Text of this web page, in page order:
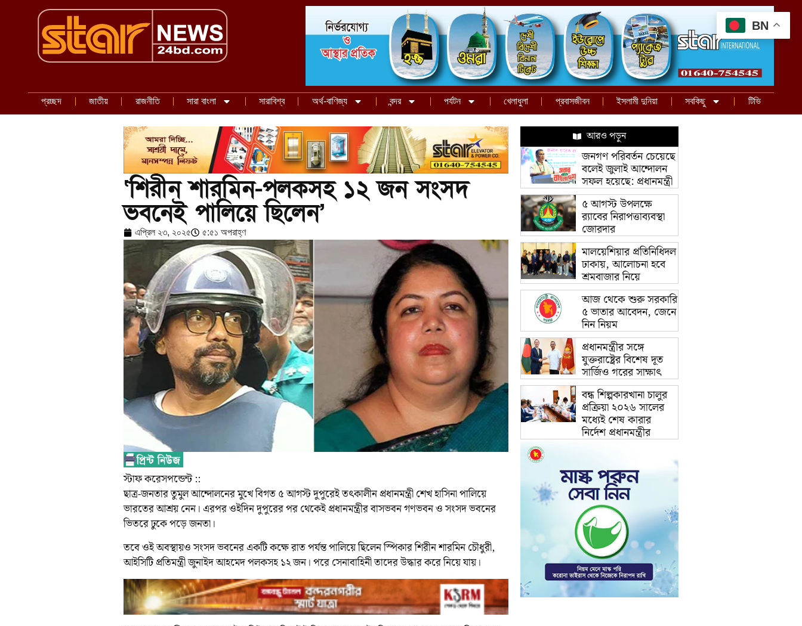
প্রচ্ছদ জাতীয় রাজনীতি সারা বাংলা সারাবিশ্ব অর্থ-বাণিজ্য বন্দর পর্যটন খেলাধুলা প্রবাসজীবন ইসলামী দুনিয়া সবকিছু টিভি
‘শিরীন শারমিন-পলকসহ ১২ জন সংসদ
ভবনেই পালিয়ে ছিলেন’
এপ্রিল ২৩, ২০২৫ ৫:৫১ অপরাহ্ণ
স্টাফ করেসপন্ডেন্ট ::
ছাত্র-জনতার তুমুল আন্দোলনের মুখে বিগত ৫ আগস্ট দুপুরেই তৎকালীন প্রধানমন্ত্রী শেখ হাসিনা পালিয়ে
ভারতের আশ্রয় নেন। এরপর ওইদিন দুপুরের পর থেকেই প্রধানমন্ত্রীর বাসভবন গণভবন ও সংসদ ভবনের
ভিতরে ঢুকে পড়ে জনতা।
তবে ওই অবস্থায়ও সংসদ ভবনের একটি কক্ষে রাত পর্যন্ত পালিয়ে ছিলেন স্পিকার শিরীন শারমিন চৌধুরী,
আইসিটি প্রতিমন্ত্রী জুনাইদ আহমেদ পলকসহ ১২ জন। পরে সেনাবাহিনী তাদের উদ্ধার করে নিয়ে যায়।
আরও পড়ুন
জনগণ পরিবর্তন চেয়েছে
বলেই জুলাই আন্দোলন
সফল হয়েছে: প্রধানমন্ত্রী
৫ আগস্ট উপলক্ষে
র‌্যাবের নিরাপত্তাব্যবস্থা
জোরদার
মালয়েশিয়ার প্রতিনিধিদল
ঢাকায়, আলোচনা হবে
শ্রমবাজার নিয়ে
আজ থেকে শুরু সরকারি
৫ ভাতার আবেদন, জেনে
নিন নিয়ম
প্রধানমন্ত্রীর সঙ্গে
যুক্তরাষ্ট্রের বিশেষ দূত
সার্জিও গরের সাক্ষাৎ
বন্ধ শিল্পকারখানা চালুর
প্রক্রিয়া ২০২৬ সালের
মধ্যেই শেষ কারার
নির্দেশ প্রধানমন্ত্রীর
BN